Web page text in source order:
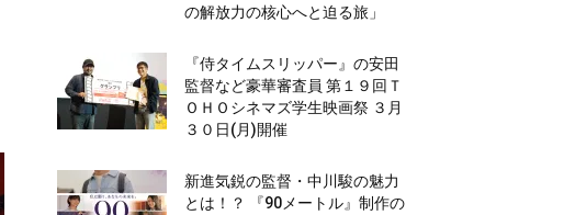
の解放力の核心へと迫る旅」
『侍タイムスリッパー』の安田
監督など豪華審査員 第１９回Ｔ
ＯＨＯシネマズ学生映画祭 ３月
３０日(月)開催
新進気鋭の監督・中川駿の魅力
とは！？ 『90メートル』制作の